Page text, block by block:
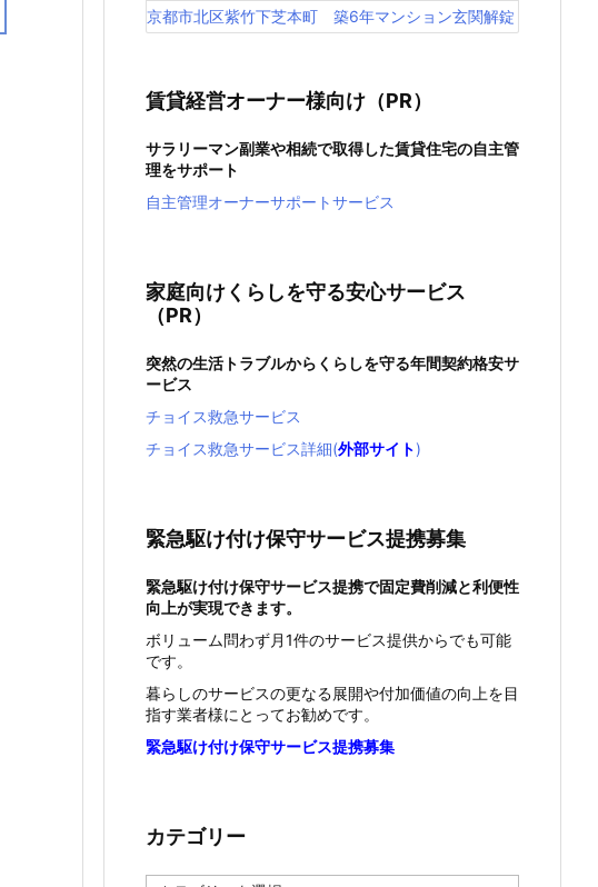
京都市北区紫竹下芝本町 築6年マンション玄関解錠
賃貸経営オーナー様向け（PR）
サラリーマン副業や相続で取得した賃貸住宅の自主管
理をサポート
自主管理オーナーサポートサービス
家庭向けくらしを守る安心サービス
（PR）
突然の生活トラブルからくらしを守る年間契約格安サ
ービス
チョイス救急サービス
チョイス救急サービス詳細(外部サイト)
緊急駆け付け保守サービス提携募集
緊急駆け付け保守サービス提携で固定費削減と利便性
向上が実現できます。
ボリューム問わず月1件のサービス提供からでも可能
です。
暮らしのサービスの更なる展開や付加価値の向上を目
指す業者様にとってお勧めです。
緊急駆け付け保守サービス提携募集
カテゴリー